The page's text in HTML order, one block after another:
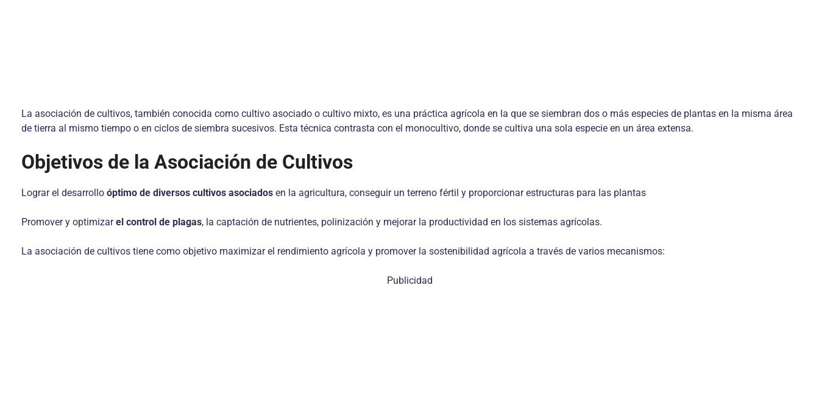
La asociación de cultivos, también conocida como cultivo asociado o cultivo mixto, es una práctica agrícola en la que se siembran dos o más especies de plantas en la misma área
de tierra al mismo tiempo o en ciclos de siembra sucesivos. Esta técnica contrasta con el monocultivo, donde se cultiva una sola especie en un área extensa.
Objetivos de la Asociación de Cultivos
Lograr el desarrollo óptimo de diversos cultivos asociados en la agricultura, conseguir un terreno fértil y proporcionar estructuras para las plantas
Promover y optimizarel control de plagas, la captación de nutrientes, polinización y mejorar la productividad en los sistemas agrícolas.
La asociación de cultivos tiene como objetivo maximizar el rendimiento agrícola y promover la sostenibilidad agrícola a través de varios mecanismos:
Publicidad